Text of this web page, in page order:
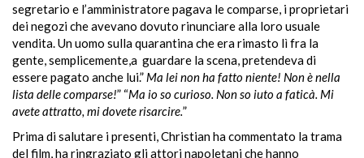
segretario e l’amministratore pagava le comparse, i proprietari
dei negozi che avevano dovuto rinunciare alla loro usuale
vendita. Un uomo sulla quarantina che era rimasto lì fra la
gente, semplicemente,a guardare la scena, pretendeva di
essere pagato anche lui.” Ma lei non ha fatto niente! Non è nella
lista delle comparse!” “Ma io so curioso. Non so iuto a faticà. Mi
avete attratto, mi dovete risarcire.”
Prima di salutare i presenti, Christian ha commentato la trama
del film, ha ringraziato gli attori napoletani che hanno